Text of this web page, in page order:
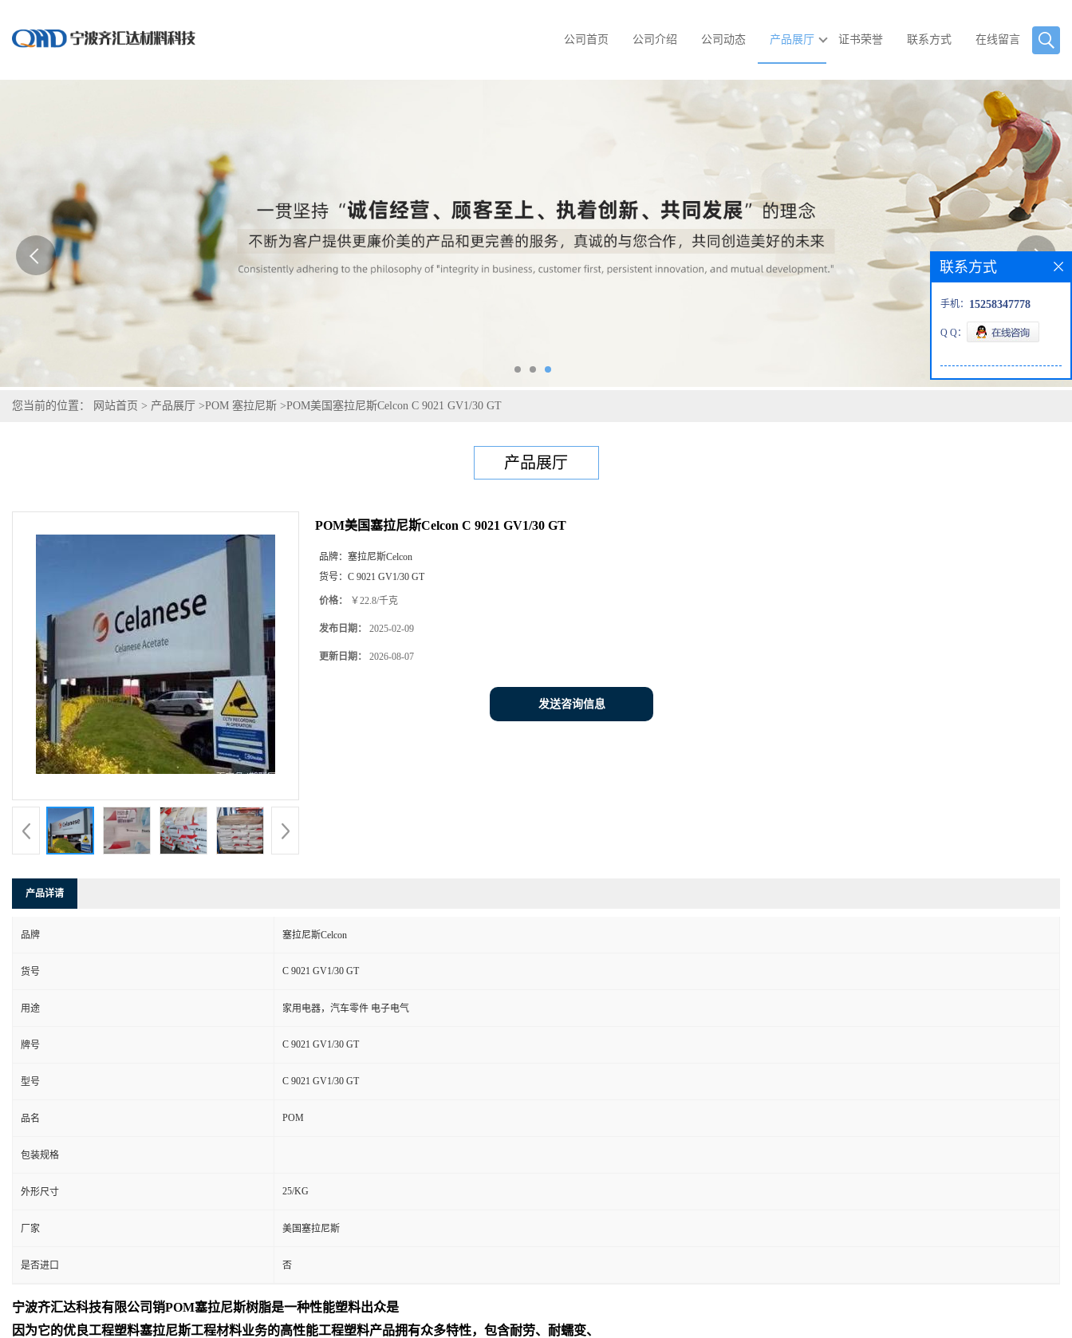
公司首页 公司介绍 公司动态 产品展厅 证书荣誉 联系方式 在线留言
您当前的位置： 网站首页 > 产品展厅 >POM 塞拉尼斯 >POM美国塞拉尼斯Celcon C 9021 GV1/30 GT
产品展厅
POM美国塞拉尼斯Celcon C 9021 GV1/30 GT
品牌： 塞拉尼斯Celcon
货号： C 9021 GV1/30 GT
价格： ￥22.8/千克
发布日期： 2025-02-09
更新日期： 2026-08-07
发送咨询信息
产品详请
品牌 塞拉尼斯Celcon
货号 C 9021 GV1/30 GT
用途 家用电器，汽车零件 电子电气
牌号 C 9021 GV1/30 GT
型号 C 9021 GV1/30 GT
品名 POM
包装规格
外形尺寸 25/KG
厂家 美国塞拉尼斯
是否进口 否
宁波齐汇达科技有限公司销POM塞拉尼斯树脂是一种性能塑料出众是
因为它的优良工程塑料塞拉尼斯工程材料业务的高性能工程塑料产品拥有众多特性，包含耐劳、耐蠕变、
联系方式
手机： 15258347778
Q Q：